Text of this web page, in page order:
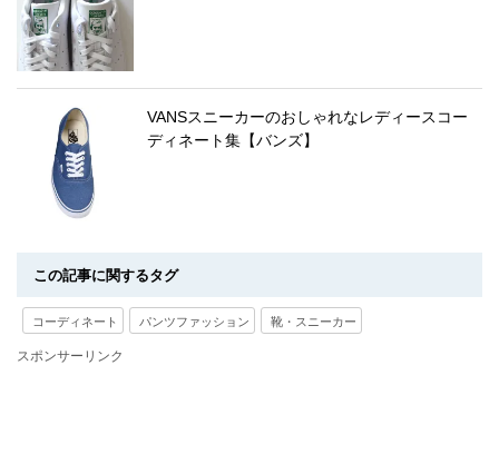
VANSスニーカーのおしゃれなレディースコー
ディネート集【バンズ】
この記事に関するタグ
コーディネート パンツファッション 靴・スニーカー
スポンサーリンク